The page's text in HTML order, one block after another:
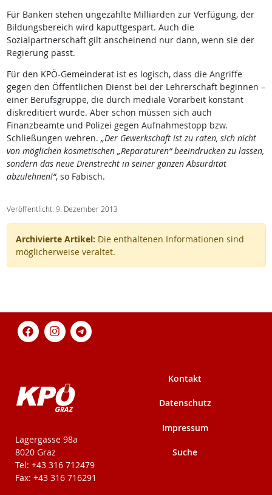
Für Banken stehen ungezählte Milliarden zur Verfügung, der
Bildungsbereich wird kaputtgespart. Auch die
Sozialpartnerschaft gilt anscheinend nur dann, wenn sie der
Regierung passt.
Für den KPÖ-Gemeinderat ist es logisch, dass die Angriffe
gegen den Öffentlichen Dienst bei der Lehrerschaft beginnen –
einer Berufsgruppe, die durch mediale Vorarbeit konstant
diskreditiert wurde. Aber schon müssen sich auch
Finanzbeamte und Polizei gegen Aufnahmestopp bzw.
Schließungen wehren. „Der Gewerkschaft ist zu raten, sich nicht
von möglichen kosmetischen „Reparaturen“ beeindrucken zu lassen,
sondern das neue Dienstrecht in seiner ganzen Absurdität
abzulehnen!“, so Fabisch.
Veröffentlicht: 9. Dezember 2013
Archivierte Artikel: Die enthaltenen Informationen sind
möglicherweise veraltet.
KPÖ-Steiermark
Lagergasse 98a
8020 Graz
Tel: +43 316 712479
Fax: +43 316 716291
Kontakt
Datenschutz
Impressum
Suche